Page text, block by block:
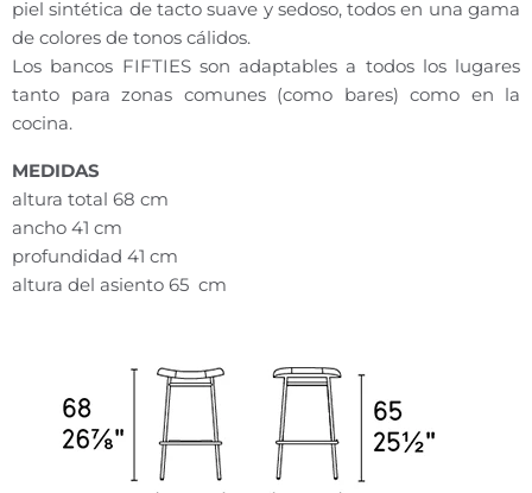
piel sintética de tacto suave y sedoso, todos en una gama
de colores de tonos cálidos.
Los bancos FIFTIES son adaptables a todos los lugares
tanto para zonas comunes (como bares) como en la
cocina.
MEDIDAS
altura total 68 cm
ancho 41 cm
profundidad 41 cm
altura del asiento 65 cm